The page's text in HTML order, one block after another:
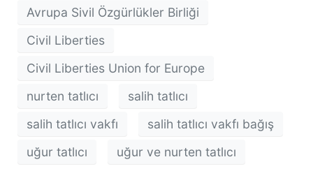
Avrupa Sivil Özgürlükler Birliği
Civil Liberties
Civil Liberties Union for Europe
nurten tatlıcı
salih tatlıcı
salih tatlıcı vakfı
salih tatlıcı vakfı bağış
uğur tatlıcı
uğur ve nurten tatlıcı